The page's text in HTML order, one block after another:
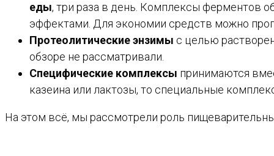
еды, три раза в день. Комплексы ферментов
эффектами. Для экономии средств можно
Протеолитические энзимы с целью
обзоре не рассматривали.
Специфические комплексы принимаются
казеина или лактозы, то специальные
На этом всё, мы рассмотрели роль